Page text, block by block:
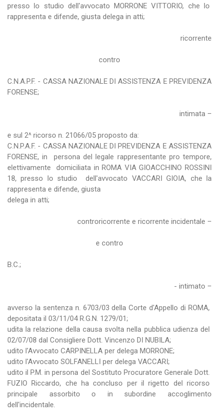
presso lo studio dell'avvocato MORRONE VITTORIO, che lo
rappresenta e difende, giusta delega in atti;
ricorrente
contro
C.N.A.P.F. - CASSA NAZIONALE DI ASSISTENZA E PREVIDENZA
FORENSE;
intimata –
e sul 2^ ricorso n. 21066/05 proposto da:
C.N.P.A.F. - CASSA NAZIONALE DI PREVIDENZA E ASSISTENZA
FORENSE, in persona del legale rappresentante pro tempore,
elettivamente domiciliata in ROMA VIA GIOACCHINO ROSSINI
18, presso lo studio dell'avvocato VACCARI GIOIA, che la
rappresenta e difende, giusta
delega in atti;
controricorrente e ricorrente incidentale –
e contro
B.C.;
- intimato –
avverso la sentenza n. 6703/03 della Corte d'Appello di ROMA,
depositata il 03/11/04 R.G.N. 1279/01;
udita la relazione della causa svolta nella pubblica udienza del
02/07/08 dal Consigliere Dott. Vincenzo DI NUBILA;
udito l'Avvocato CARPINELLA per delega MORRONE;
udito l'Avvocato SOLFANELLI per delega VACCARI;
udito il P.M. in persona del Sostituto Procuratore Generale Dott.
FUZIO Riccardo, che ha concluso per il rigetto del ricorso
principale assorbito o in subordine accoglimento
dell'incidentale.